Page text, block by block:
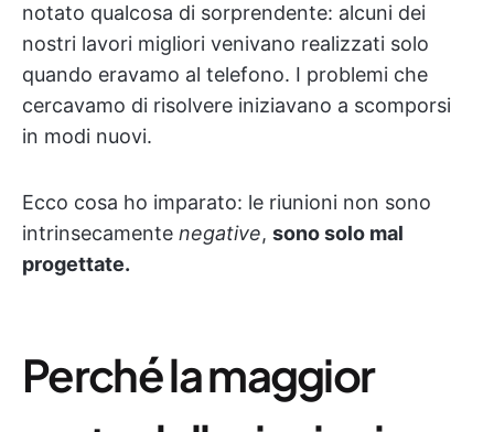
notato qualcosa di sorprendente: alcuni dei
nostri lavori migliori venivano realizzati solo
quando eravamo al telefono. I problemi che
cercavamo di risolvere iniziavano a scomporsi
in modi nuovi.
Ecco cosa ho imparato: le riunioni non sono
intrinsecamente negative, sono solo mal
progettate.
Perché la maggior